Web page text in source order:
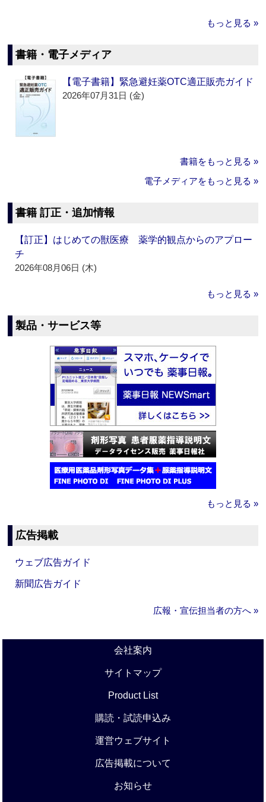
もっと見る »
書籍・電子メディア
【電子書籍】緊急避妊薬OTC適正販売ガイド
2026年07月31日 (金)
書籍をもっと見る »
電子メディアをもっと見る »
書籍 訂正・追加情報
【訂正】はじめての獣医療 薬学的観点からのアプロー
チ
2026年08月06日 (木)
もっと見る »
製品・サービス等
もっと見る »
広告掲載
ウェブ広告ガイド
新聞広告ガイド
広報・宣伝担当者の方へ »
会社案内
サイトマップ
Product List
購読・試読申込み
運営ウェブサイト
広告掲載について
お知らせ